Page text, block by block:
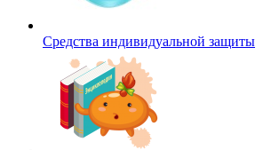
Средства индивидуальной защиты